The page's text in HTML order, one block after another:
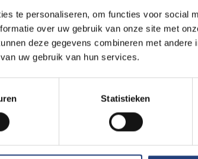
te personaliseren, om functies voor social
over uw gebruik van onze site met
deze gegevens combineren met andere
uw gebruik van hun services.
Statistieken
you encountered the error.
aan-de-vub/alle-opleidingen